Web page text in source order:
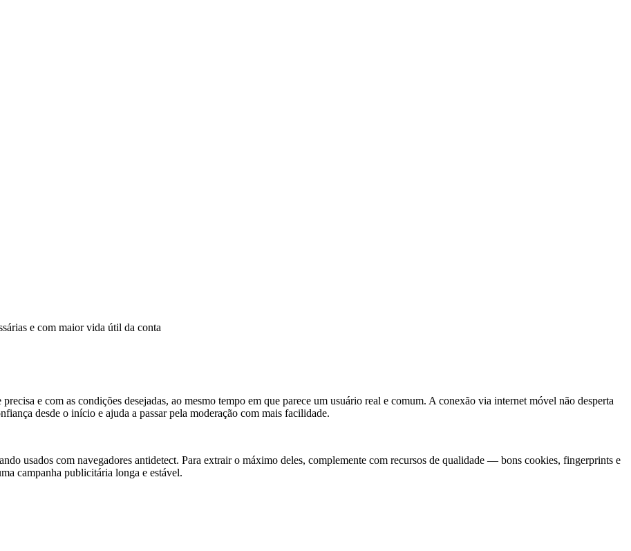
e com maior vida útil da conta
e com as condições desejadas, ao mesmo tempo em que parece um usuário real e comum. A conexão via internet móvel não desperta
desde o início e ajuda a passar pela moderação com mais facilidade.
usados com navegadores antidetect. Para extrair o máximo deles, complemente com recursos de qualidade — bons cookies, fingerprints e
campanha publicitária longa e estável.